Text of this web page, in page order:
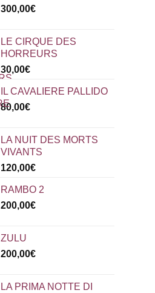
300,00€
LE CIRQUE DES
HORREURS
30,00€
IL CAVALIERE PALLIDO
80,00€
LA NUIT DES MORTS
VIVANTS
120,00€
RAMBO 2
200,00€
ZULU
200,00€
LA PRIMA NOTTE DI